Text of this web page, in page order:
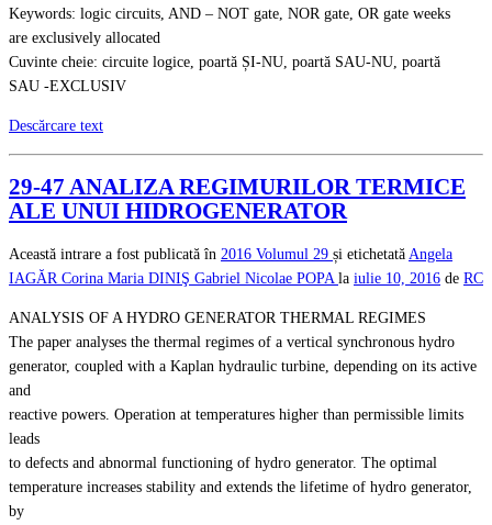
Keywords: logic circuits, AND – NOT gate, NOR gate, OR gate weeks
are exclusively allocated
Cuvinte cheie: circuite logice, poartă ȘI-NU, poartă SAU-NU, poartă
SAU -EXCLUSIV
Descărcare text
29-47 ANALIZA REGIMURILOR TERMICE
ALE UNUI HIDROGENERATOR
Această intrare a fost publicată în 2016 Volumul 29 și etichetată Angela
IAGĂR Corina Maria DINIŞ Gabriel Nicolae POPA la iulie 10, 2016 de RC
ANALYSIS OF A HYDRO GENERATOR THERMAL REGIMES
The paper analyses the thermal regimes of a vertical synchronous hydro
generator, coupled with a Kaplan hydraulic turbine, depending on its active
and
reactive powers. Operation at temperatures higher than permissible limits
leads
to defects and abnormal functioning of hydro generator. The optimal
temperature increases stability and extends the lifetime of hydro generator,
by